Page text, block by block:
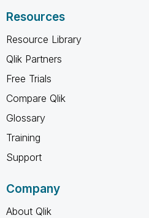
Resources
Resource Library
Qlik Partners
Free Trials
Compare Qlik
Glossary
Training
Support
Company
About Qlik